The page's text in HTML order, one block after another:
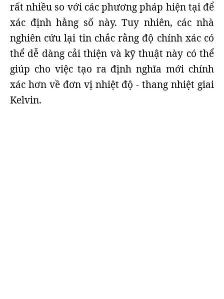
rất nhiều so với các phương pháp hiện tại để
xác định hằng số này. Tuy nhiên, các nhà
nghiên cứu lại tin chắc rằng độ chính xác có
thể dễ dàng cải thiện và kỹ thuật này có thể
giúp cho việc tạo ra định nghĩa mới chính
xác hơn về đơn vị nhiệt độ - thang nhiệt giai
Kelvin.